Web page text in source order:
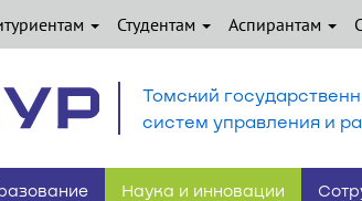
Студентам Аспирантам
Томский
систем управления и
Наука и инновации